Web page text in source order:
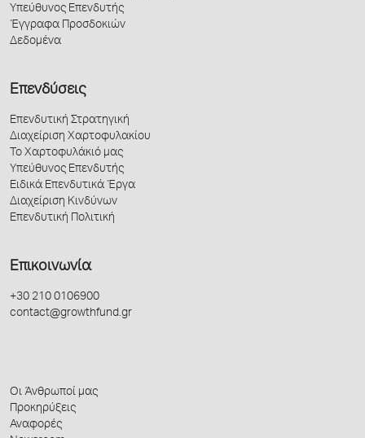
Υπεύθυνος Επενδυτής
Έγγραφα Προσδοκιών
Δεδομένα
Επενδύσεις
Επενδυτική Στρατηγική
Διαχείριση Χαρτοφυλακίου
Το Χαρτοφυλάκιό μας
Υπεύθυνος Επενδυτής
Ειδικά Επενδυτικά Έργα
Διαχείριση Κινδύνων
Επενδυτική Πολιτική
Επικοινωνία
+30 210 0106900
contact@growthfund.gr
Οι Άνθρωποί μας
Προκηρύξεις
Αναφορές